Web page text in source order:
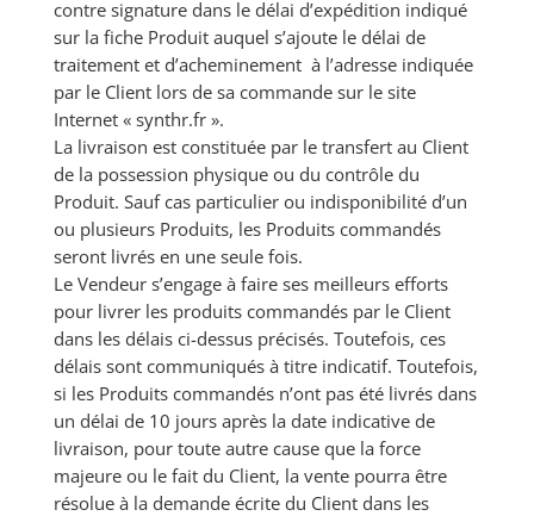
contre signature dans le délai d’expédition indiqué
sur la fiche Produit auquel s’ajoute le délai de
traitement et d’acheminement à l’adresse indiquée
par le Client lors de sa commande sur le site
Internet « synthr.fr ».
La livraison est constituée par le transfert au Client
de la possession physique ou du contrôle du
Produit. Sauf cas particulier ou indisponibilité d’un
ou plusieurs Produits, les Produits commandés
seront livrés en une seule fois.
Le Vendeur s’engage à faire ses meilleurs efforts
pour livrer les produits commandés par le Client
dans les délais ci-dessus précisés. Toutefois, ces
délais sont communiqués à titre indicatif. Toutefois,
si les Produits commandés n’ont pas été livrés dans
un délai de 10 jours après la date indicative de
livraison, pour toute autre cause que la force
majeure ou le fait du Client, la vente pourra être
résolue à la demande écrite du Client dans les